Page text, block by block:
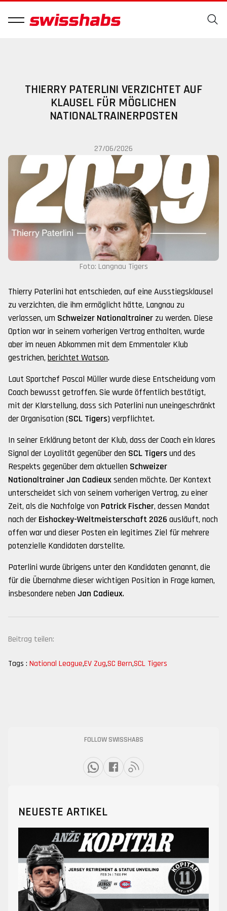
THIERRY PATERLINI VERZICHTET AUF
KLAUSEL FÜR MÖGLICHEN
NATIONALTRAINERPOSTEN
27/06/2026
Foto: Langnau Tigers
Thierry Paterlini hat entschieden, auf eine Ausstiegsklausel
zu verzichten, die ihm ermöglicht hätte, Langnau zu
verlassen, um Schweizer Nationaltrainer zu werden. Diese
Option war in seinem vorherigen Vertrag enthalten, wurde
aber im neuen Abkommen mit dem Emmentaler Klub
gestrichen, berichtet Watson.
Laut Sportchef Pascal Müller wurde diese Entscheidung vom
Coach bewusst getroffen. Sie wurde öffentlich bestätigt,
mit der Klarstellung, dass sich Paterlini nun uneingeschränkt
der Organisation (SCL Tigers) verpflichtet.
In seiner Erklärung betont der Klub, dass der Coach ein klares
Signal der Loyalität gegenüber den SCL Tigers und des
Respekts gegenüber dem aktuellen Schweizer
Nationaltrainer Jan Cadieuxsenden möchte. Der Kontext
unterscheidet sich von seinem vorherigen Vertrag, zu einer
Zeit, als die Nachfolge von Patrick Fischer, dessen Mandat
nach der Eishockey-Weltmeisterschaft 2026 ausläuft, noch
offen war und dieser Posten ein legitimes Ziel für mehrere
potenzielle Kandidaten darstellte.
Paterlini wurde übrigens unter den Kandidaten genannt, die
für die Übernahme dieser wichtigen Position in Frage kamen,
insbesondere neben Jan Cadieux.
Beitrag teilen:
Tags : National League,EV Zug,SC Bern,SCL Tigers
FOLLOW SWISSHABS
NEUESTE ARTIKEL